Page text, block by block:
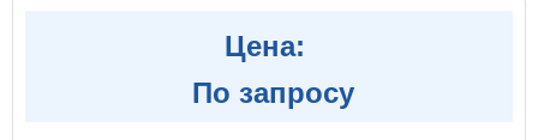
Цена:
По запросу